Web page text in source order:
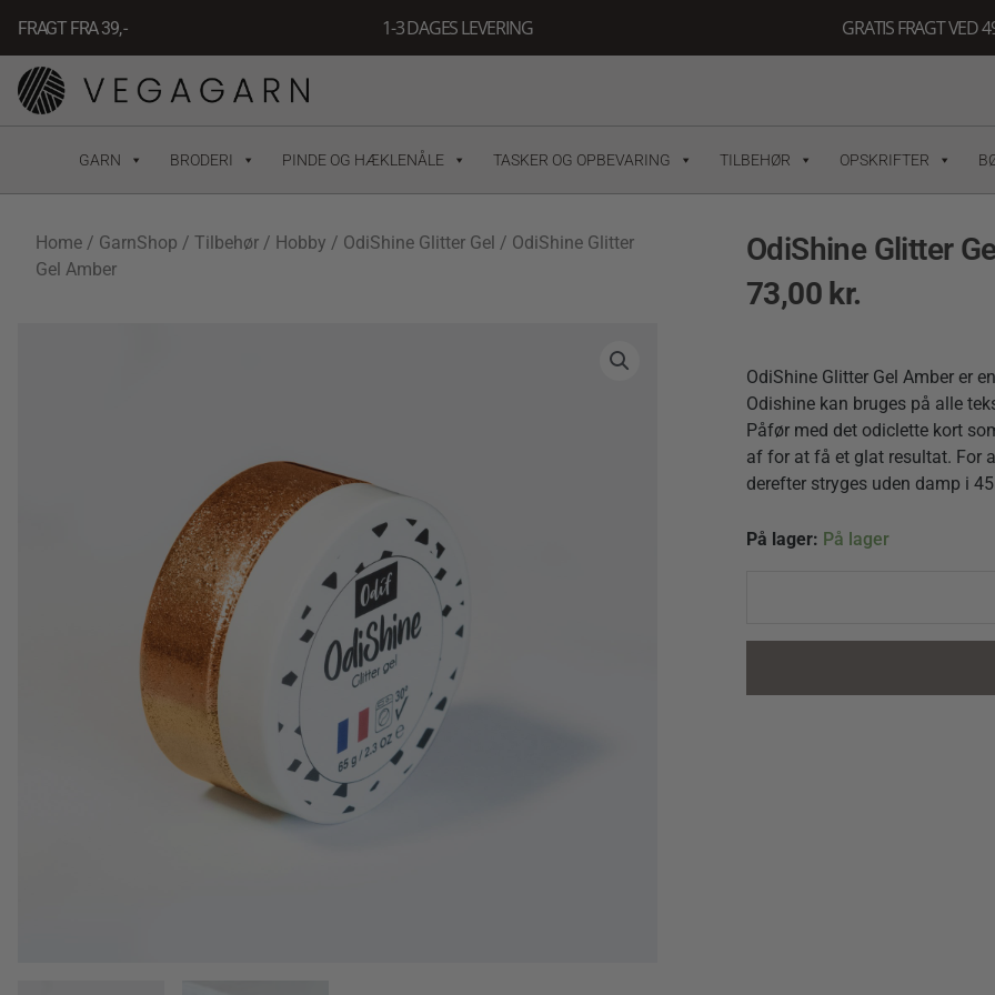
indholdet
FRAGT FRA 39, - 1-3 DAGES LEVERING GRATIS FRAGT VED
GARN BRODERI PINDE OG HÆKLENÅLE TASKER OG OPBEVARING TILBEHØR OPSKRIFTER
Home / GarnShop / Tilbehør / Hobby / OdiShine Glitter Gel / OdiShine Glitter
Gel Amber
OdiShine Glitter
73,00 kr.
OdiShine Glitter Gel Amber er
Odishine kan bruges på alle
Påfør med det odiclette kort
af for at få et glat resultat. For
derefter stryges uden damp i
På lager: På lager
OdiShine
quantity